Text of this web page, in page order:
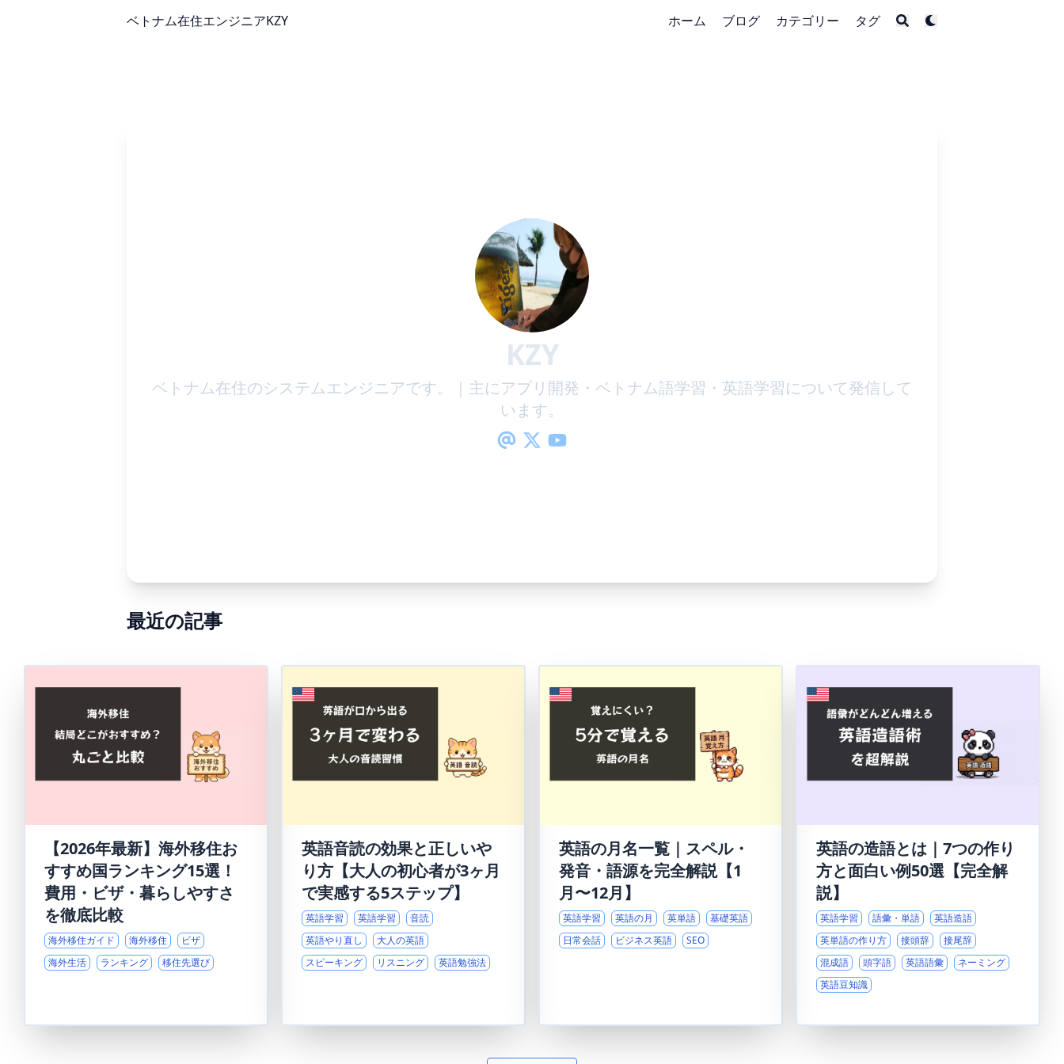
ベトナム在住エンジニアKZY ホーム ブログ カテゴリー タグ
KZY
ベトナム在住のシステムエンジニアです。｜主にアプリ開発・ベトナム語学習・英語学習について発信して
います。
最近の記事
【2026年最新】海外移住お
すすめ国ランキング15選！
費用・ビザ・暮らしやすさ
を徹底比較
海外移住ガイド 海外移住
ビザ
海外生活
ランキング 移住先選び
英語音読の効果と正しいや
り方【大人の初心者が3ヶ月
で実感する5ステップ】
英語学習 英語学習
音読
英語やり直し
大人の英語
スピーキング
リスニング 英語勉強法
英語の月名一覧｜スペル・
発音・語源を完全解説【1
月〜12月】
英語学習 英語の月 英単語
基礎英語
日常会話
ビジネス英語 SEO
英語の造語とは｜7つの作り
方と面白い例50選【完全解
説】
英語学習 語彙・単語
英語造語
英単語の作り方
接頭辞
接尾辞
混成語
頭字語 英語語彙
ネーミング
英語豆知識